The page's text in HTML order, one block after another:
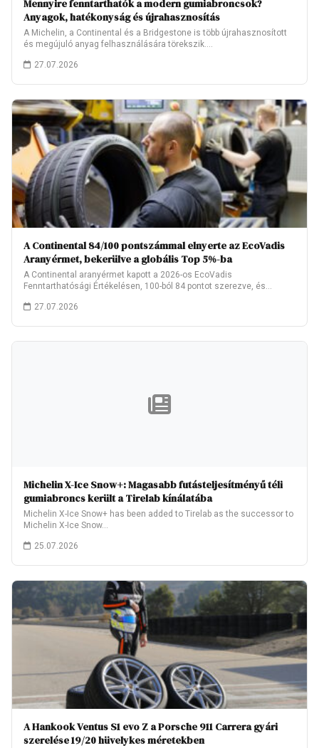
Mennyire fenntarthatók a modern gumiabroncsok?
Anyagok, hatékonyság és újrahasznosítás
A Michelin, a Continental és a Bridgestone is több újrahasznosított
és megújuló anyag felhasználására törekszik.…
27.07.2026
A Continental 84/100 pontszámmal elnyerte az EcoVadis
Aranyérmet, bekerülve a globális Top 5%-ba
A Continental aranyérmet kapott a 2026-os EcoVadis
Fenntarthatósági Értékelésen, 100-ból 84 pontot szerezve, és
27.07.2026
Michelin X-Ice Snow+: Magasabb futásteljesítményű téli
gumiabroncs került a Tirelab kínálatába
Michelin X-Ice Snow+ has been added to Tirelab as the successor to
Michelin X-Ice Snow…
25.07.2026
A Hankook Ventus S1 evo Z a Porsche 911 Carrera gyári
szerelése 19/20 hüvelykes méretekben